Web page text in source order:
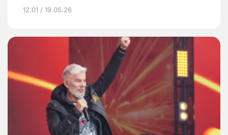
12:01 / 19.05.26